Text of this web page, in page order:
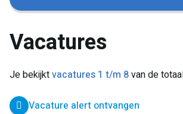
Vacatures
Je bekijktvacatures 1 t/m 8van de
Vacature alert ontvangen